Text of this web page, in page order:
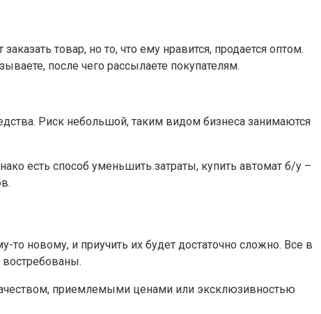
товар, но то, что ему нравится, продается оптом.
после чего рассылаете покупателям.
Риск небольшой, таким видом бизнеса занимаются
есть способ уменьшить затраты, купить автомат б/у –
новому, и приучить их будет достаточно сложно. Все в
востребованы.
приемлемыми ценами или эксклюзивностью